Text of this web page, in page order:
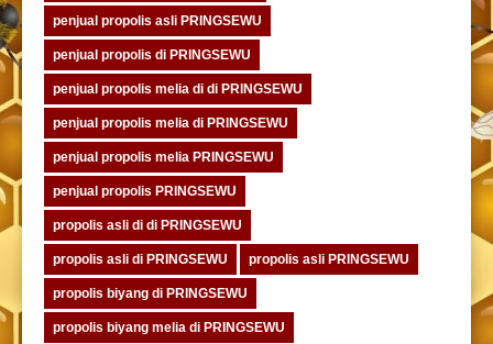
penjual propolis asli PRINGSEWU
penjual propolis di PRINGSEWU
penjual propolis melia di di PRINGSEWU
penjual propolis melia di PRINGSEWU
penjual propolis melia PRINGSEWU
penjual propolis PRINGSEWU
propolis asli di di PRINGSEWU
propolis asli di PRINGSEWU propolis asli PRINGSEWU
propolis biyang di PRINGSEWU
propolis biyang melia di PRINGSEWU